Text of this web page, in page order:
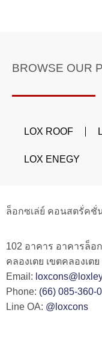
BROWSE OUR
LOX ROOF
LOX ENEGY
ล็อกซเล่ย์ คอนสตรั่คชั่
102 อาคาร อาคารล็อ
คลองเตย เขตคลองเต
Email:
Phone: (66) 085-360-
Line OA: @loxcons